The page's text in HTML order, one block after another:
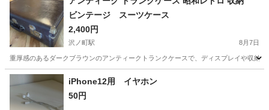
ビンテージ スーツケース
2,400円
沢ノ町駅 8月7日
重厚感のあるダークブラウンのアンティークトランクケースで、ディスプレイや収納
大阪 大阪市 その他
iPhone12用 イヤホン
50円